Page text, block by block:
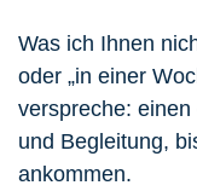
Was ich Ihnen
oder „in einer
verspreche:
und Begleitung,
ankommen.